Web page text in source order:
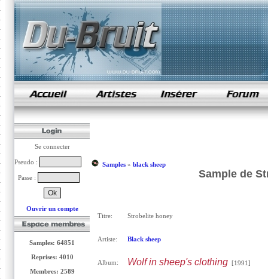
samples de rap
Se connecter
Pseudo :
Passe :
Ouvrir un compte
Samples: 64851
Reprises: 4010
Membres: 2589
Samples» black sheep
Sample de
Titre: Strobelite honey
Artiste: Black sheep
Album: Wolf in sheep's clothing[1991]